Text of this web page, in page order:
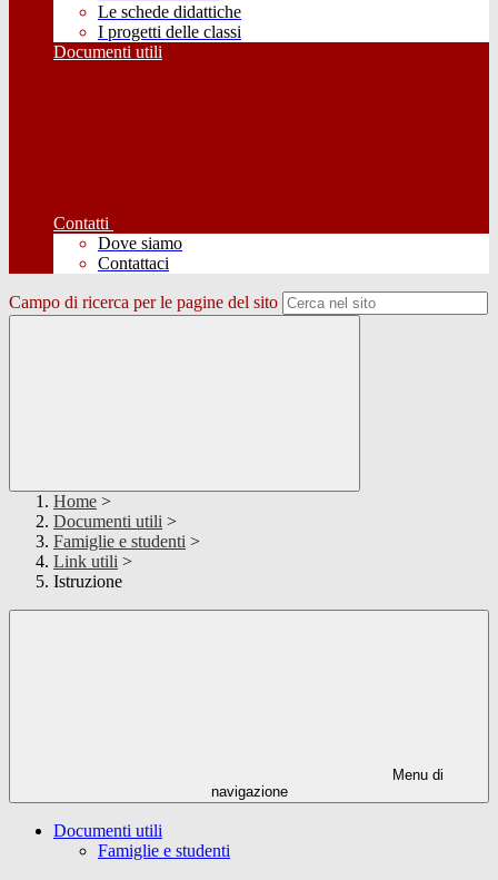
Le schede didattiche
I progetti delle classi
Documenti utili
Contatti
Dove siamo
Contattaci
Campo di ricerca per le pagine del sito
Home >
Documenti utili >
Famiglie e studenti >
Link utili >
Istruzione
Menu di
navigazione
Documenti utili
Famiglie e studenti